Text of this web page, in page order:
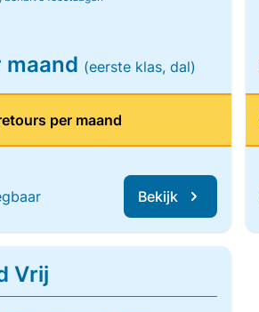
maand (eerste klas, dal)
per maand
Bekijk
Vrij